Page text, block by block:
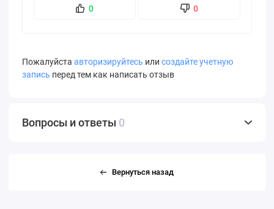
0 0
Пожалуйста авторизируйтесь или создайте учетную
запись перед тем как написать отзыв
Вопросы и ответы 0
Вернуться назад